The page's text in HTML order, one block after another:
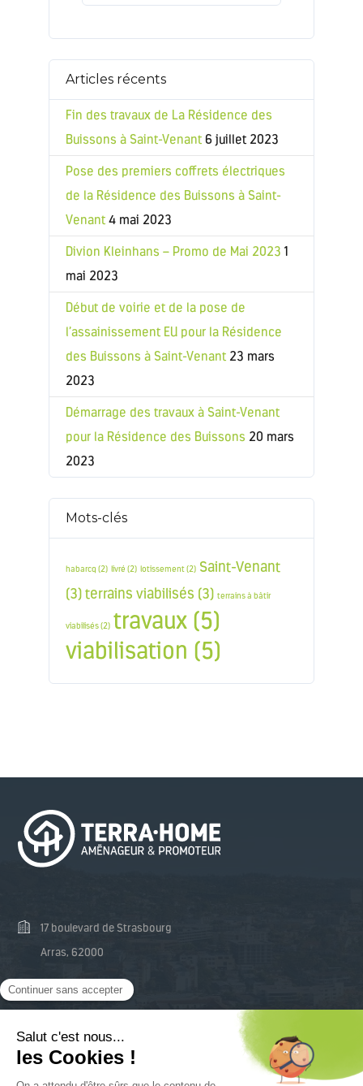
Articles récents
Fin des travaux de La Résidence des
Buissons à Saint-Venant 6 juillet 2023
Pose des premiers coffrets électriques
de la Résidence des Buissons à Saint-
Venant 4 mai 2023
Divion Kleinhans – Promo de Mai 2023 1
mai 2023
Début de voirie et de la pose de
l’assainissement EU pour la Résidence
des Buissons à Saint-Venant 23 mars
2023
Démarrage des travaux à Saint-Venant
pour la Résidence des Buissons 20 mars
2023
Mots-clés
habarcq (2) livré (2) lotissement(2) Saint-Venant
(3)terrains viabilisés (3) terrains à bâtir
viabilisés(2) travaux (5)
viabilisation (5)
17 boulevard de Strasbourg
Arras, 62000
03 74 47 48 81